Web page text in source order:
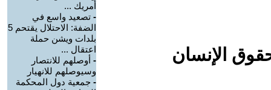
الإنسان
أمريك ...
- تصعيد واسع في
الضفة: الاحتلال يقتحم 5
بلدات ويشن حملة
اعتقال ...
- أوصلهم للانتصار
وسيوصلهم للانهيار
- جمعية دول المحكمة